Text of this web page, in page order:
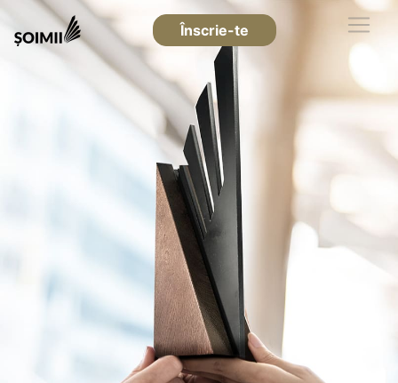
Înscrie-te